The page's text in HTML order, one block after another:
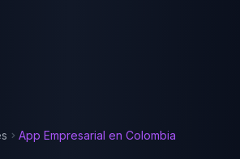
App Empresarial en Colombia